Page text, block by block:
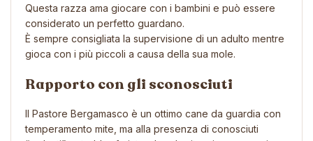
Questa razza ama giocare con i bambini e può essere
considerato un perfetto guardano.
È sempre consigliata la supervisione di un adulto mentre
gioca con i più piccoli a causa della sua mole.
Rapporto con gli sconosciuti
Il Pastore Bergamasco è un ottimo cane da guardia con
temperamento mite, ma alla presenza di conosciuti